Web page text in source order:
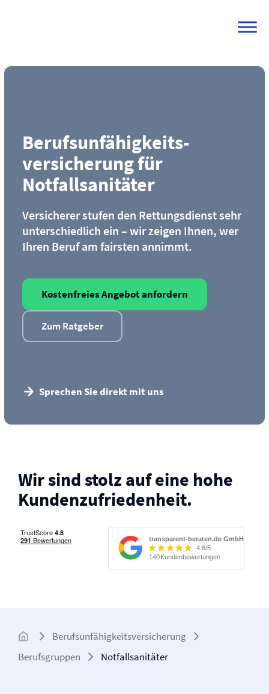
Berufs­unfähigkeits­
versicherung für
Notfallsanitäter
Versicherer stufen den Rettungsdienst sehr
unterschiedlich ein – wir zeigen Ihnen, wer
Ihren Beruf am fairsten annimmt.
Kostenfreies Angebot anfordern
Zum Ratgeber
Sprechen Sie direkt mit uns
Wir sind stolz auf eine hohe
Kunden­zufriedenheit.
Berufs­unfähigkeits­­versicherung
Berufsgruppen
Notfallsanitäter